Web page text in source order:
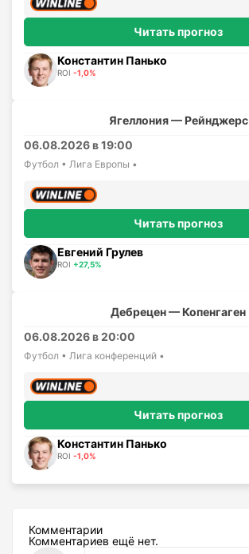
Читать прогноз
Константин Панько
ROI -1,0%
Ягеллония — Рейнджерс
06.08.2026 в 19:00
Футбол • Лига Европы •
Читать прогноз
Евгений Грулев
ROI +27,5%
Дебрецен — Копенгаген
06.08.2026 в 20:00
Футбол • Лига конференций •
Читать прогноз
Константин Панько
ROI -1,0%
Комментарии
Комментариев ещё нет.